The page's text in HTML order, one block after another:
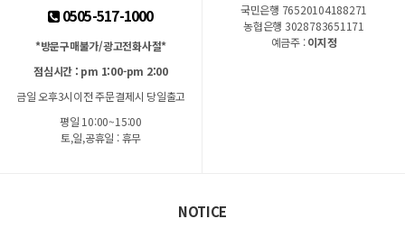
0505-517-1000
*방문구매불가/광고전화사절*
점심시간 : pm 1:00-pm 2:00
금일 오후3시이전 주문결제시 당일출고
평일 10:00~15:00
토,일,공휴일 : 휴무
국민은행 76520104188271
농협은행 3028783651171
예금주 :이지정
NOTICE